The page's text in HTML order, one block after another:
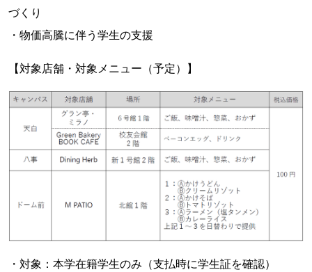
づくり
・物価高騰に伴う学生の支援
【対象店舗・対象メニュー（予定）】
・対象：本学在籍学生のみ（支払時に学生証を確認）